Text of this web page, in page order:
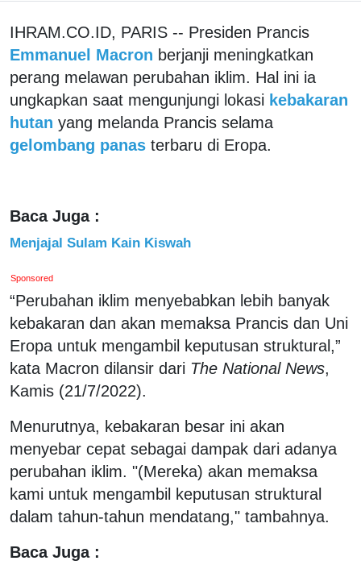
IHRAM.CO.ID, PARIS -- Presiden Prancis
Emmanuel Macron berjanji meningkatkan
perang melawan perubahan iklim. Hal ini ia
ungkapkan saat mengunjungi lokasi kebakaran
hutan yang melanda Prancis selama
gelombang panas terbaru di Eropa.
Baca Juga :
Menjajal Sulam Kain Kiswah
Sponsored
“Perubahan iklim menyebabkan lebih banyak
kebakaran dan akan memaksa Prancis dan Uni
Eropa untuk mengambil keputusan struktural,”
kata Macron dilansir dari The National News,
Kamis (21/7/2022).
Menurutnya, kebakaran besar ini akan
menyebar cepat sebagai dampak dari adanya
perubahan iklim. "(Mereka) akan memaksa
kami untuk mengambil keputusan struktural
dalam tahun-tahun mendatang," tambahnya.
Baca Juga :